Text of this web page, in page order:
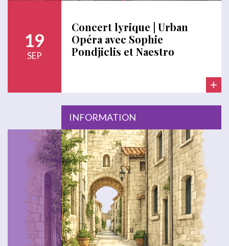
19
SEP
Concert lyrique | Urban
Opéra avec Sophie
Pondjiclis et Naestro
+
INFORMATION